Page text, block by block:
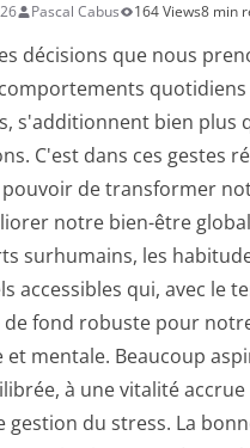
Pascal Cabus 164 Views8 min
décisions que nous
s'additionnent bien plus
C'est dans ces gestes
pouvoir de transformer
notre bien-être
surhumains, les
accessibles qui, avec le
de fond robuste pour
et mentale. Beaucoup
à une vitalité
gestion du stress. La